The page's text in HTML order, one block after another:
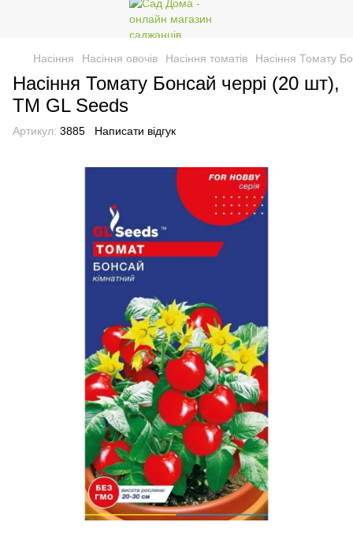
Насіння Насіння овочів Насіння томатів Насіння Томату
Насіння Томату Бонсай черрі (20 шт),
TM GL Seeds
Артикул: 3885 Написати відгук